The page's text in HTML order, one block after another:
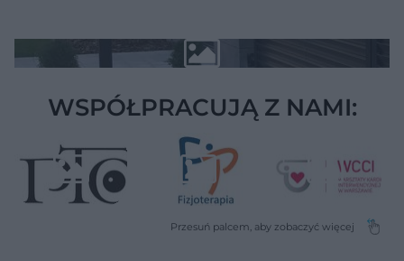
WSPÓŁPRACUJĄ Z NAMI: